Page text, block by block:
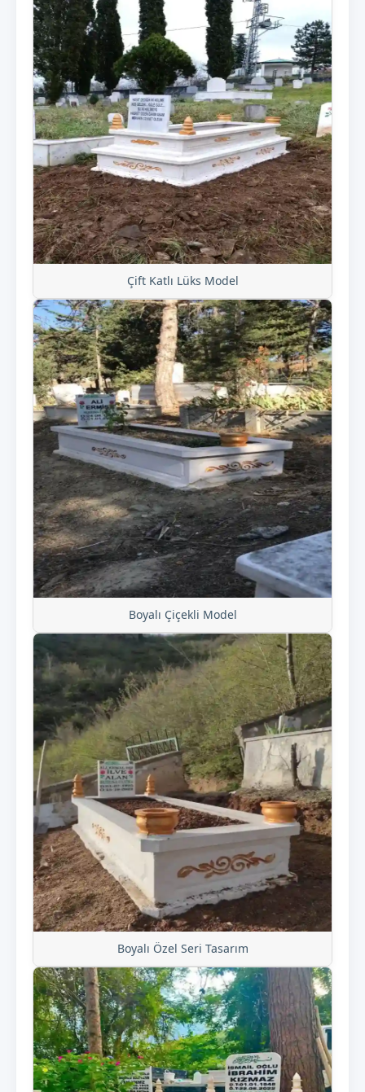
Çift Katlı Lüks Model
Boyalı Çiçekli Model
Boyalı Özel Seri Tasarım